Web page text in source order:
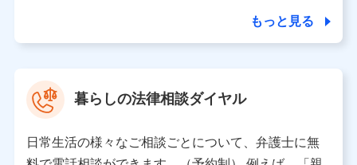
す。
【共同して利用される利用データの項目】
当社または株式会社NTTドコモ・フィナンシャルグルー
プがサービス提供等を通じて取得した、以下の情報など
もっと見る
暮らしの法律相談ダイヤル
日常生活の様々なご相談ごとについて、弁護士に無